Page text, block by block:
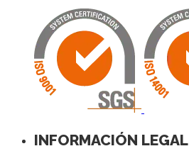
INFORMACIÓN LEGAL